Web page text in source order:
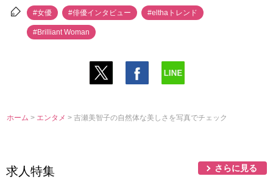
#女優 #俳優インタビュー #elthaトレンド
#Brilliant Woman
ホーム > エンタメ> 吉瀬美智子の自然体な美しさを写真でチェック
求人特集 さらに見る